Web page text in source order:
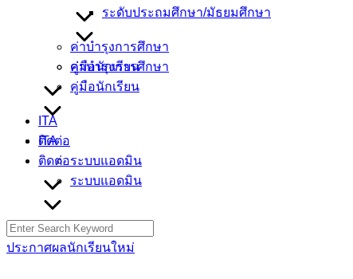
ระดับประถมศึกษา/มัธยมศึกษา
ค่าบำรุงการศึกษา
คู่มือนักเรียน
ITA
ติดต่อ
ระบบแอดมิน
ค่าบำรุงการศึกษา
คู่มือนักเรียน
ITA
ติดต่อ
ระบบแอดมิน
Search
for:
ประกาศผลนักเรียนใหม่